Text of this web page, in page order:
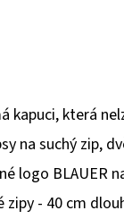
kapuci, která
na suchý zip,
logo BLAUER
- 40 cm